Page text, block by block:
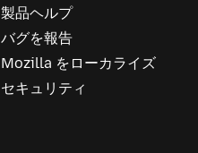
製品ヘルプ
バグを報告
Mozilla をローカライズ
セキュリティ